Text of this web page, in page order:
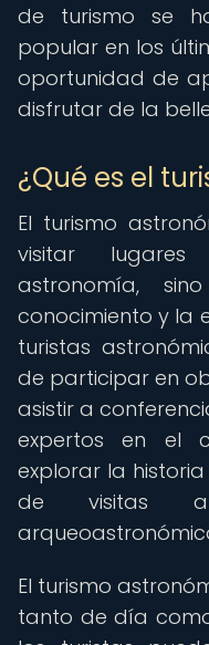
de turismo se
popular en los
oportunidad de
disfrutar de la
¿Qué es el
El turismo
visitar
astronomía,
conocimiento y la
turistas
de participar en
asistir a
expertos en el
explorar la
de visitas
El turismo
tanto de día